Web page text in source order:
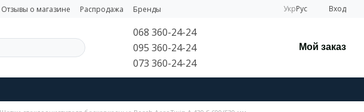
Отзывы о магазине Распродажа Бренды УкрРус Вход
068 360-24-24
095 360-24-24
073 360-24-24
Мой заказ